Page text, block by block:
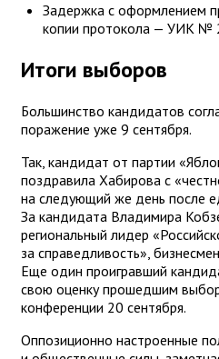
Задержка с оформлением
копии протокола — УИК №
Итоги выборов
Большинство кандидатов
поражение уже 9 сентября.
Так, кандидат от партии
поздравила Хабирова с
на следующий же день после
За кандидата Владимира
региональный лидер
за справедливость»,
Еще один проигравший
свою оценку прошедшим
конференции 20 сентября.
Оппозиционно настроенные